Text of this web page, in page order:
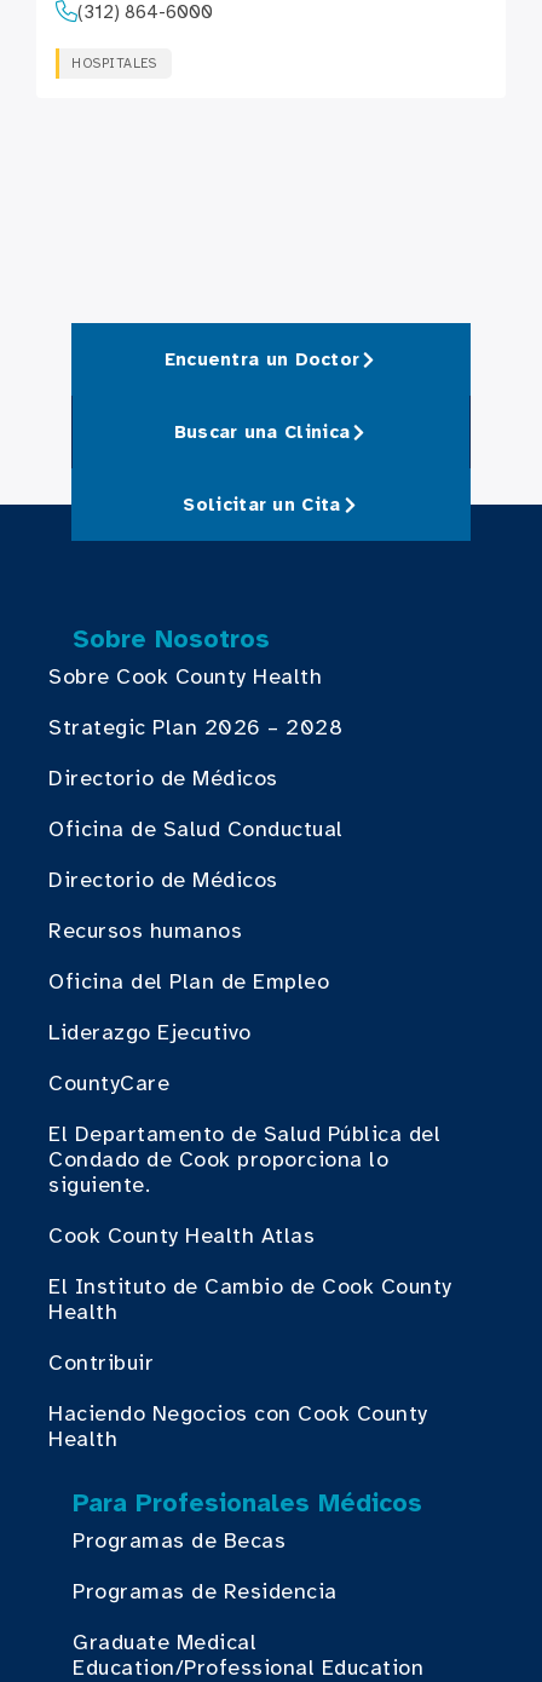
(312) 864-6000
HOSPITALES
Encuentra un Doctor
Buscar una Clinica
Solicitar un Cita
Sobre Nosotros
Sobre Cook County Health
Strategic Plan 2026 – 2028
Directorio de Médicos
Oficina de Salud Conductual
Directorio de Médicos
Recursos humanos
Oficina del Plan de Empleo
Liderazgo Ejecutivo
CountyCare
El Departamento de Salud Pública del
Condado de Cook proporciona lo
siguiente.
Cook County Health Atlas
El Instituto de Cambio de Cook County
Health
Contribuir
Haciendo Negocios con Cook County
Health
Para Profesionales Médicos
Programas de Becas
Programas de Residencia
Graduate Medical
Education/Professional Education